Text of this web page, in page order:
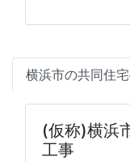
横浜市の共同住
(仮称)横浜
工事